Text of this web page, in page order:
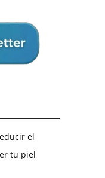
el
tu piel